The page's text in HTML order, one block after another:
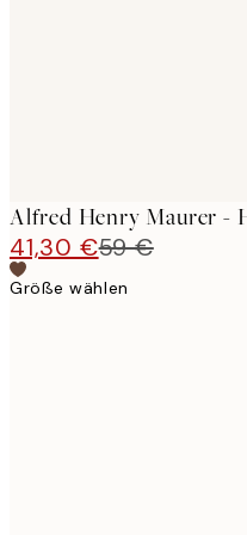
Alfred Henry Maurer -
41,30 €59 €
Größe wählen